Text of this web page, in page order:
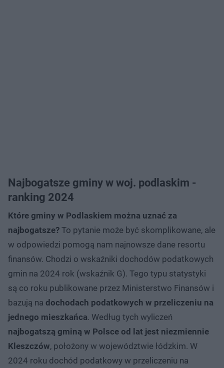
Najbogatsze gminy w woj. podlaskim -
ranking 2024
Które gminy w Podlaskiem można uznać za
najbogatsze? To pytanie może być skomplikowane, ale
w odpowiedzi pomogą nam najnowsze dane resortu
finansów. Chodzi o wskaźniki dochodów podatkowych
gmin na 2024 rok (wskaźnik G). Tego typu statystyki
są co roku publikowane przez Ministerstwo Finansów i
bazują na dochodach podatkowych w przeliczeniu na
jednego mieszkańca. Według tych wyliczeń
najbogatszą gminą w Polsce od lat jest niezmiennie
Kleszczów, położony w województwie łódzkim. W
2024 roku dochód podatkowy w przeliczeniu na